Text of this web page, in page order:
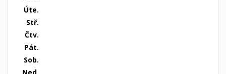
Úte.
Stř.
Čtv.
Pát.
Sob.
((modalTitle))
Vytvořit seznam přání
Přihlásit se